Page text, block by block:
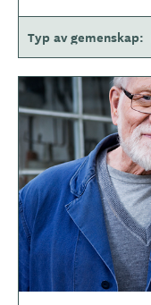
Typ av gemenskap
B
i
d
e
r